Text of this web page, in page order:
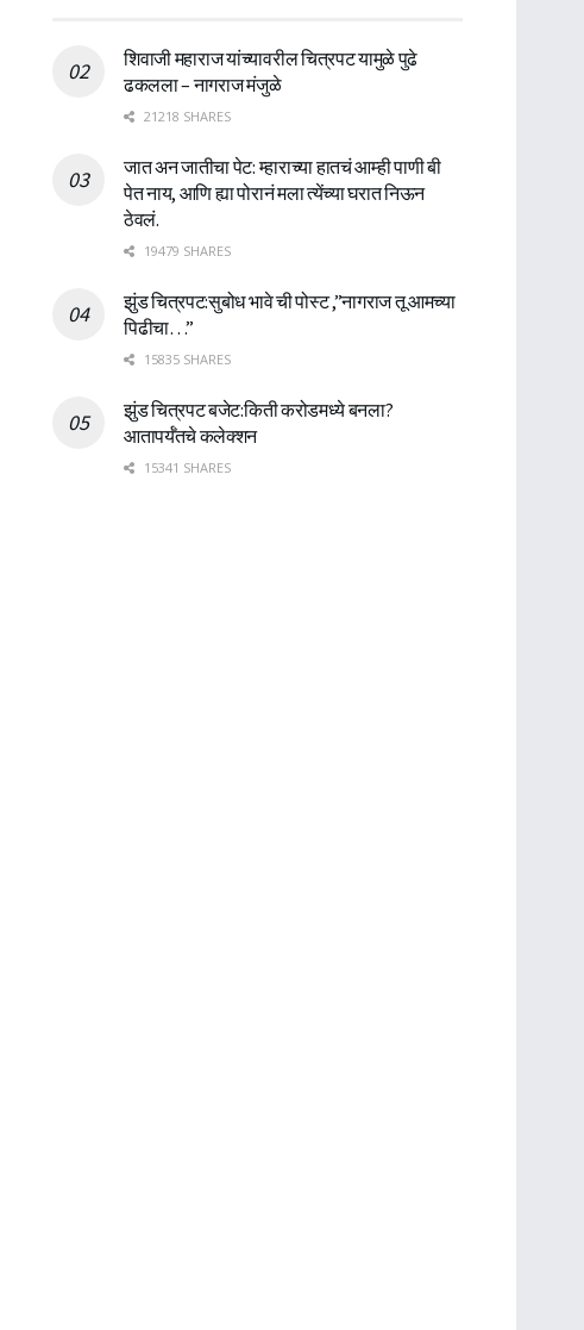
शिवाजी महाराज यांच्यावरील चित्रपट यामुळे पुढे
ढकलला – नागराज मंजुळे
21218 SHARES
जात अन जातीचा पेट: म्हाराच्या हातचं आम्ही पाणी बी
पेत नाय, आणि ह्या पोरानं मला त्येंच्या घरात निऊन
ठेवलं.
19479 SHARES
झुंड चित्रपट:सुबोध भावे ची पोस्ट ,”नागराज तू आमच्या
पिढीचा…”
15835 SHARES
झुंड चित्रपट बजेट:किती करोडमध्ये बनला?
आतापर्यँतचे कलेक्शन
15341 SHARES